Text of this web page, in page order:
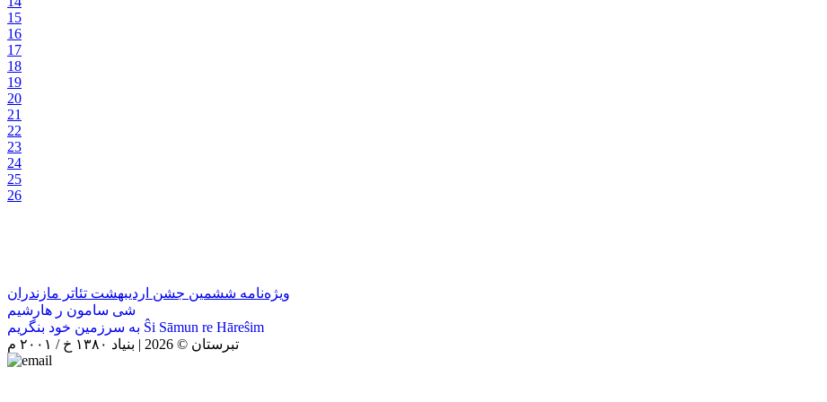
15
16
17
18
19
20
21
22
23
24
25
26
ویژه‌نامه ششمین جشن اردیبهشت تئاتر مازندران
شی سامون ر هارشیم
به سرزمین خود بنگریم Ŝi Sāmun re Hāreŝim
تبرستان © 2026 | بنیاد ۱۳۸۰ خ / ۲۰۰۱ م